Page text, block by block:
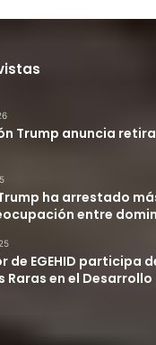
Trump anuncia
ha arrestado
entre
de EGEHID participa
Raras en el